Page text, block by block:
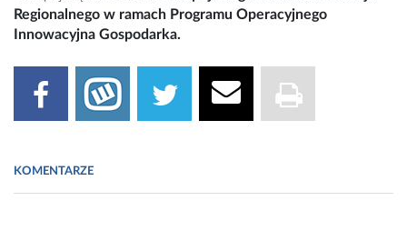
Regionalnego w ramach Programu Operacyjnego
Innowacyjna Gospodarka.
KOMENTARZE